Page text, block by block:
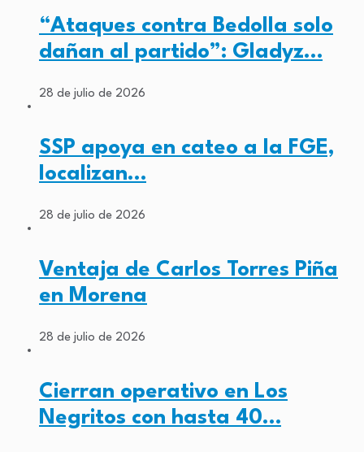
“Ataques contra Bedolla solo
dañan al partido”: Gladyz…
28 de julio de 2026
SSP apoya en cateo a la FGE,
localizan…
28 de julio de 2026
Ventaja de Carlos Torres Piña
en Morena
28 de julio de 2026
Cierran operativo en Los
Negritos con hasta 40…